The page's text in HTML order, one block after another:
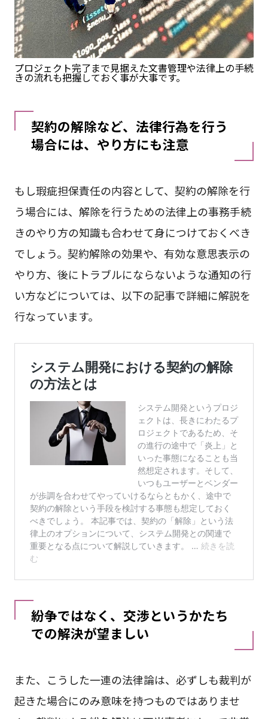
プロジェクト完了まで見据えた文書管理や法律上の手続
きの流れも把握しておく事が大事です。
契約の解除など、法律行為を行う
場合には、やり方にも注意
もし瑕疵担保責任の内容として、契約の解除を行
う場合には、解除を行うための法律上の事務手続
きのやり方の知識も合わせて身につけておくべき
でしょう。契約解除の効果や、有効な意思表示の
やり方、後にトラブルにならないような通知の行
い方などについては、以下の記事で詳細に解説を
行なっています。
紛争ではなく、交渉というかたち
での解決が望ましい
また、こうした一連の法律論は、必ずしも裁判が
起きた場合にのみ意味を持つものではありませ